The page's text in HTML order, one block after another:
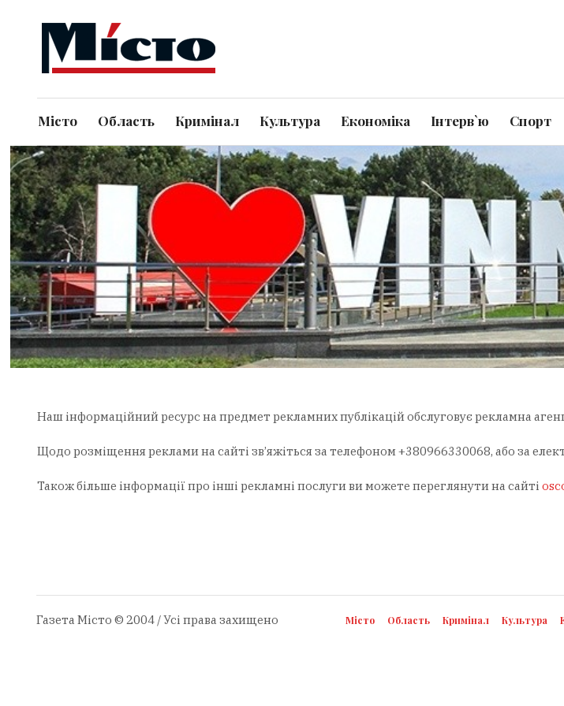
Місто Область Кримінал Культура Економіка Інтерв`ю Спорт
Наш інформаційний ресурс на предмет рекламних публікацій обслуговує рекламна
Щодо розміщення реклами на сайті зв’яжіться за телефоном +380966330068, або за
Також більше інформації про інші рекламні послуги ви можете переглянути на сайті
Місто Область Кримінал Культура
Газета Місто © 2004 / Усі права захищено